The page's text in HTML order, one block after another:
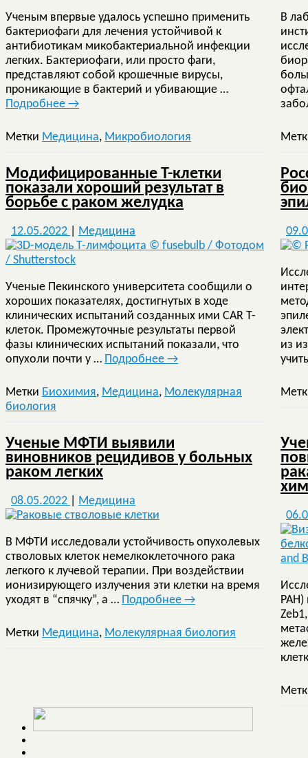
Ученым впервые удалось успешно применить
бактериофаги для лечения устойчивой к
антибиотикам микобактериальной инфекции
легких. Бактериофаги, или просто фаги,
представляют собой крошечные вирусы,
проникающие в бактерий и убивающие …
Подробнее →
Метки Медицина, Микробиология
В
Модифицированные T-клетки
показали хороший результат в
борьбе с раком желудка
12.05.2022 Медицина
Ученые Пекинского университета сообщили о
хороших показателях, достигнутых в ходе
клинических испытаний созданных ими CAR T-
клеток. Промежуточные результаты первой
фазы клинических испытаний показали, что
опухоли почти у … Подробнее →
Метки Биохимия, Медицина, Молекулярная
биология
из
Ученые МФТИ выявили
виновников рецидивов у больных
раком легких
08.05.2022 Медицина
В МФТИ исследовали устойчивость опухолевых
стволовых клеток немелкоклеточного рака
легкого к лучевой терапии. При воздействии
ионизирующего излучения эти клетки на время
уходят в “спячку”, а … Подробнее →
Метки Медицина, Молекулярная биология
РАН)